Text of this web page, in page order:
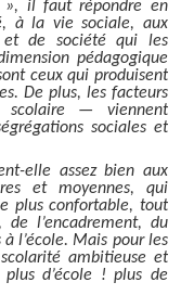
», il faut répondre en
à la vie sociale, aux
et de société qui les
pédagogique
ceux qui produisent
De plus, les facteurs
scolaire — viennent
sociales et
elle assez bien aux
et moyennes, qui
plus confortable, tout
l’encadrement, du
l’école. Mais pour les
ambitieuse et
d’école ! plus de